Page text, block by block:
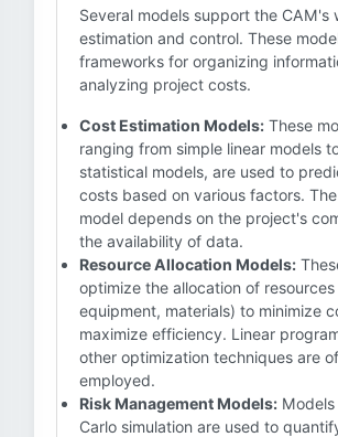
Several models support the CAM's
estimation and control. These
frameworks for organizing
analyzing project costs.
Cost Estimation Models: These
ranging from simple linear models
statistical models, are used to
costs based on various factors.
model depends on the project's
the availability of data.
Resource Allocation Models:
optimize the allocation of resources
equipment, materials) to minimize
maximize efficiency. Linear
other optimization techniques are
employed.
Risk Management Models:
Carlo simulation are used to